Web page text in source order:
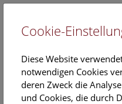
Cookie-
Diese Website
notwendigen Cookies
deren Zweck die
und Cookies, die durch